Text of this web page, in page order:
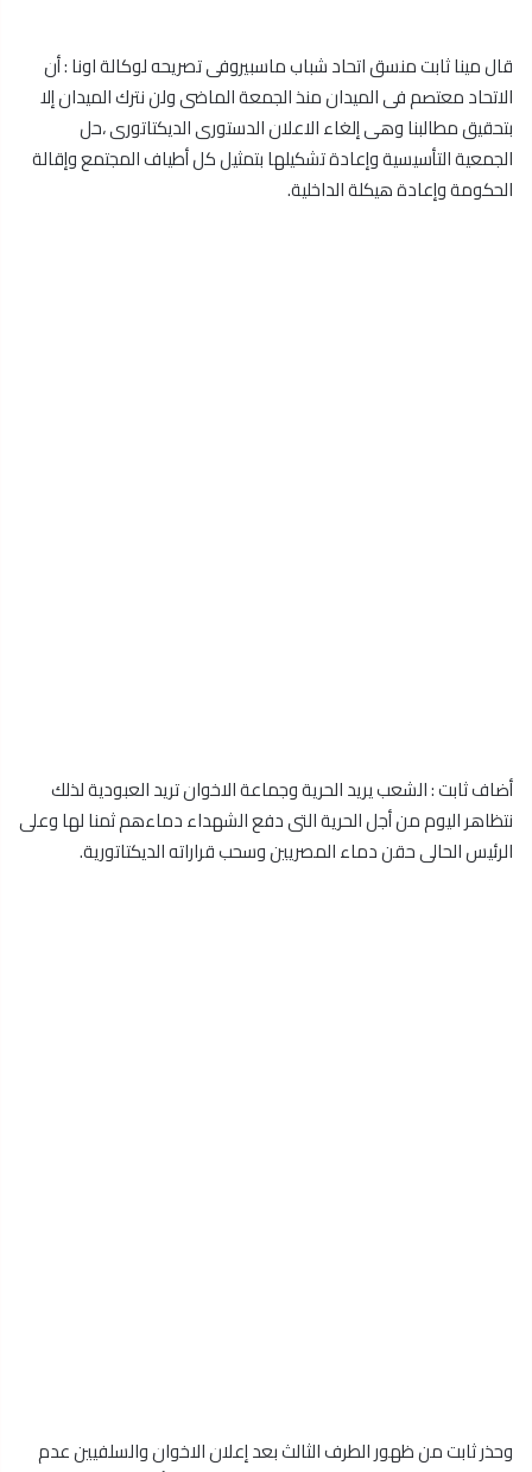
قال مينا ثابت منسق اتحاد شباب ماسبيروفى تصريحه لوكالة اونا : أن
الاتحاد معتصم فى الميدان منذ الجمعة الماضى ولن نترك الميدان إلا
بتحقيق مطالبنا وهى إلغاء الاعلان الدستورى الديكتاتورى ،حل
الجمعية التأسيسية وإعادة تشكيلها بتمثيل كل أطياف المجتمع وإقالة
الحكومة وإعادة هيكلة الداخلية.
أضاف ثابت : الشعب يريد الحرية وجماعة الاخوان تريد العبودية لذلك
نتظاهر اليوم من أجل الحرية التى دفع الشهداء دماءهم ثمنا لها وعلى
الرئيس الحالى حقن دماء المصريين وسحب قراراته الديكتاتورية.
وحذر ثابت من ظهور الطرف الثالث بعد إعلان الاخوان والسلفيين عدم